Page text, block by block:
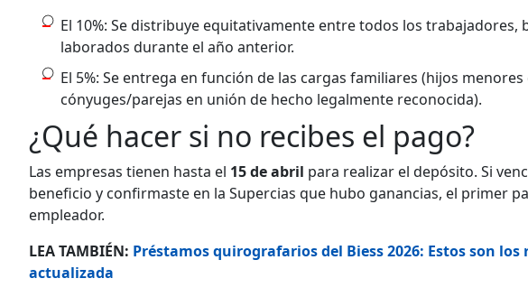
El 10%: Se distribuye equitativamente entre todos los trabajadores,
laborados durante el año anterior.
El 5%: Se entrega en función de las cargas familiares (hijos
cónyuges/parejas en unión de hecho legalmente reconocida).
¿Qué hacer si no recibes el pago?
Las empresas tienen hasta el 15 de abril para realizar el depósito. Si
beneficio y confirmaste en la Supercias que hubo ganancias, el primer
empleador.
LEA TAMBIÉN: Préstamos quirografarios del Biess 2026: Estos son
actualizada